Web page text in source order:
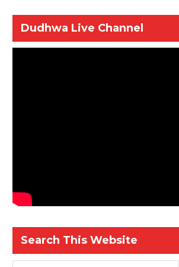
Dudhwa Live Channel
Search This Website